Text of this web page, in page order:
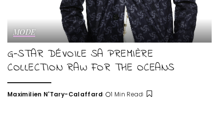
MODE
G-STAR DÉVOILE SA PREMIÈRE
COLLECTION RAW FOR THE OCEANS
Posted
Maximilien N'Tary-Calaffard 1 Min Read